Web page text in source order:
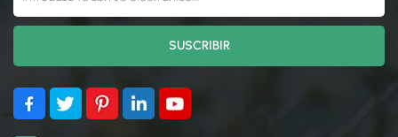
biodegradables, se usa
ampliamente en jardinería,
paisajismo y agricultura.
Además del control de
malezas, ayuda a retener